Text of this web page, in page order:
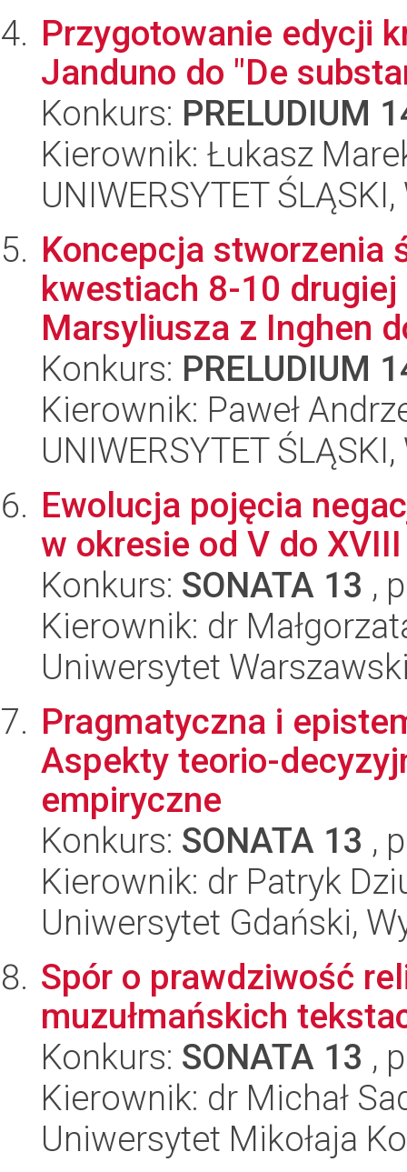
Przygotowanie edycji
Janduno do "De
Konkurs: PRELUDIUM
Kierownik: Łukasz
UNIWERSYTET
Koncepcja stworzenia
kwestiach 8-10
Marsyliusza z Inghen
Konkurs: PRELUDIUM
Kierownik: Paweł
UNIWERSYTET
Ewolucja pojęcia
w okresie od V do
Konkurs: SONATA 13 ,
Kierownik: dr
Uniwersytet
Pragmatyczna i
Aspekty teorio-
empiryczne
Konkurs: SONATA 13 ,
Kierownik: dr Patryk
Uniwersytet Gdański,
Spór o prawdziwość
muzułmańskich
Konkurs: SONATA 13 ,
Kierownik: dr Michał
Uniwersytet Mikołaja